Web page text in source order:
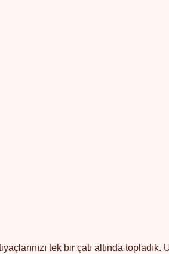
tek bir çatı altında